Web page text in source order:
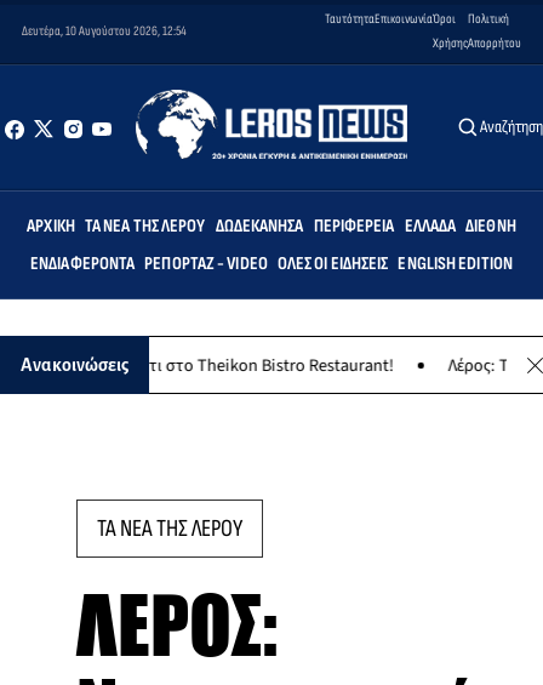
Δευτέρα, 10 Αυγούστου 2026, 12:54
ΤαυτότηταΕπικοινωνίαΌροι
Χρήσης
Πολιτική
Απορρήτου
Αναζήτηση
ΑΡΧΙΚΉ ΤΑ ΝΈΑ ΤΗΣ ΛΈΡΟΥ ΔΩΔΕΚΆΝΗΣΑ ΠΕΡΙΦΈΡΕΙΑ ΕΛΛΆΔΑ ΔΙΕΘΝΉ
ΕΝΔΙΑΦΈΡΟΝΤΑ ΡΕΠΟΡΤΆΖ - VIDEO ΌΛΕΣ ΟΙ ΕΙΔΉΣΕΙΣ ENGLISH EDITION
Ανακοινώσειςγλέντι στο Theikon Bistro Restaurant! Λέρος: Το
ΤΑ ΝΕΑ ΤΗΣ ΛΕΡΟΥ
ΛΕΡΟΣ: